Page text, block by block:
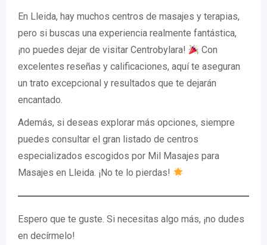
En Lleida, hay muchos centros de masajes y terapias,
pero si buscas una experiencia realmente fantástica,
¡no puedes dejar de visitar Centrobylara!
Con
excelentes reseñas y calificaciones, aquí te aseguran
un trato excepcional y resultados que te dejarán
encantado.
Además, si deseas explorar más opciones, siempre
puedes consultar el gran listado de centros
especializados escogidos por Mil Masajes para
Masajes en Lleida. ¡No te lo pierdas!
Espero que te guste. Si necesitas algo más, ¡no dudes
en decírmelo!